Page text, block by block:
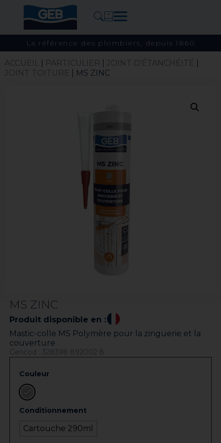
La référence des plombiers, depuis 1860
ACCUEIL| PARTICULIER JOINT D'ÉTANCHÉITÉ
JOINT TOITURE​
| MS ZINC
MS ZINC
Produit disponible en :
Mastic-colle MS Polymère pour la zinguerie et la
couverture
Gencod : 328398 892002 8
Couleur
Conditionnement
Cartouche 290ml